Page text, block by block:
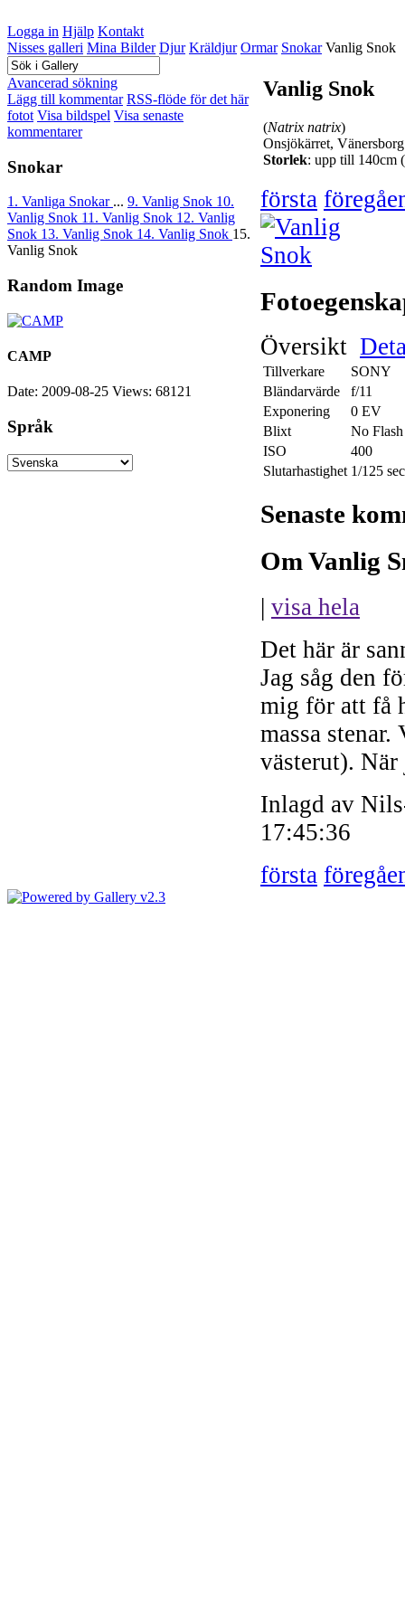
Logga in Hjälp Kontakt
Nisses galleri Mina Bilder Djur Kräldjur Ormar Snokar Vanlig Snok
Avancerad sökning
Lägg till kommentar RSS-flöde för det här
fotot Visa bildspel Visa senaste
kommentarer
Snokar
1. Vanliga Snokar ... 9. Vanlig Snok 10.
Vanlig Snok 11. Vanlig Snok 12. Vanlig
Snok 13. Vanlig Snok 14. Vanlig Snok 15.
Vanlig Snok
Random Image
CAMP
Date: 2009-08-25 Views: 68121
Språk
Vanlig Snok
(Natrix natrix)
Onsjökärret, Vänersborg
Storlek: upp till 140cm
första
Översikt
Tillverkare
SONY
Bländarvärde
f/11
Exponering
0 EV
Blixt
No Flash
ISO
400
Slutarhastighet 1/125 sec
Senaste
Om Vanlig
| visa hela
Det här är
Jag såg den
mig för att få
massa
västerut).
Inlagd av
17:45:36
första